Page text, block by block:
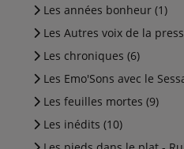
Les années bonheur (1)
Les Autres voix de la
Les chroniques (6)
Les Emo'Sons avec le
Les feuilles mortes (9)
Les inédits (10)